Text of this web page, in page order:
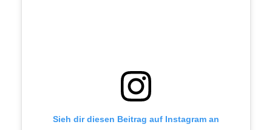
Sieh dir diesen Beitrag auf Instagram an